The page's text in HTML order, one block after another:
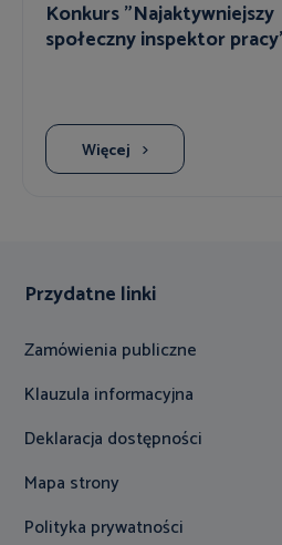
Konkurs "Najaktywniejszy
społeczny inspektor
Więcej
Przydatne linki
Zamówienia publiczne
Klauzula informacyjna
Deklaracja dostępności
Mapa strony
Polityka prywatności